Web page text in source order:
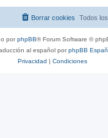
Todos
Borrar cookies
porphpBB® Forum Software ©
al español porphpBB
Privacidad | Condiciones